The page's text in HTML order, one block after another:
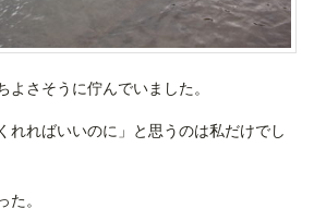
よさそうに佇んでいました。
れればいいのに」と思うのは私だけでし
た。